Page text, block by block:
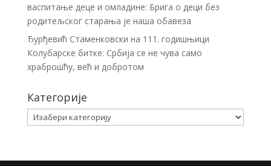
васпитање деце и омладине: Брига о деци без
родитељског старања је наша обавеза
Ђурђевић Стаменковски на 111. годишњици
Колубарске битке: Србија се не чува само
храброшћу, већ и добротом
Категорије
Категорије